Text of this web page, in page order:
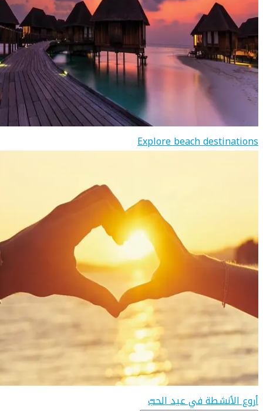
Explore beach destinations
أروع الأنشطة في عيد الحبّ